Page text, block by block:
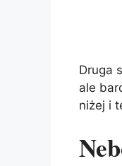
Druga
ale
niżej i